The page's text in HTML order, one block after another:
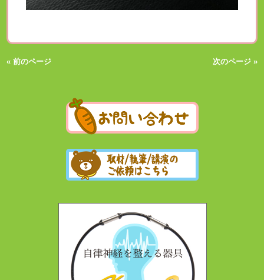
« 前のページ 次のページ »